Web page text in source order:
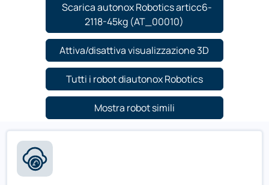
Scarica autonox Robotics articc6-
2118-45kg (AT_00010)
Attiva/disattiva visualizzazione 3D
Tutti i robot diautonox Robotics
Mostra robot simili